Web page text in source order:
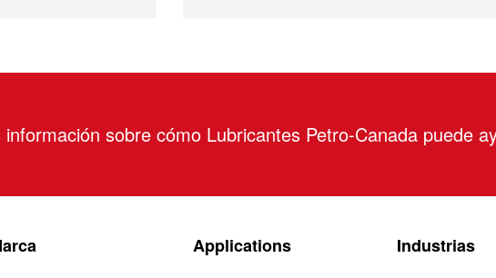
sobre cómo Lubricantes Petro-Canada puede
Applications Industrias